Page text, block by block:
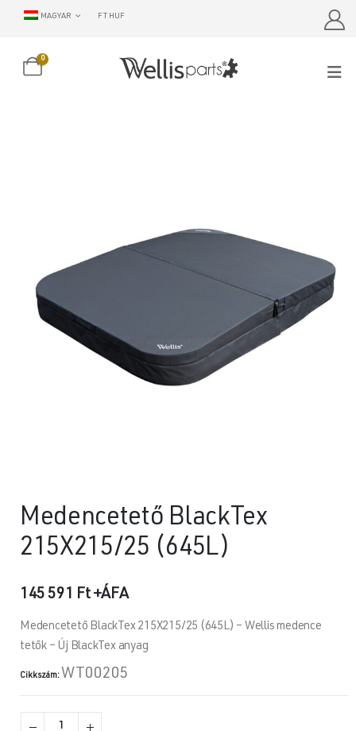
MAGYAR FT HUF
0
Medencetető BlackTex
215X215/25 (645L)
145 591 Ft+ÁFA
Medencetető BlackTex 215X215/25 (645L) – Wellis medence
tetők – Új BlackTex anyag
Cikkszám: WT00205